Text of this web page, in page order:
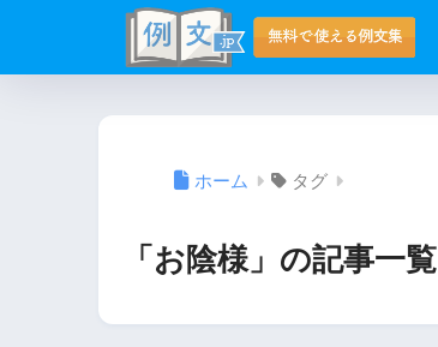
ホーム タグ
「お陰様」の記事一覧